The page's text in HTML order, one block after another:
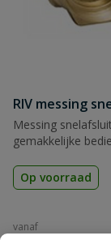
RIV messing
Messing
gemakkelijke
Op voorraad
vanaf